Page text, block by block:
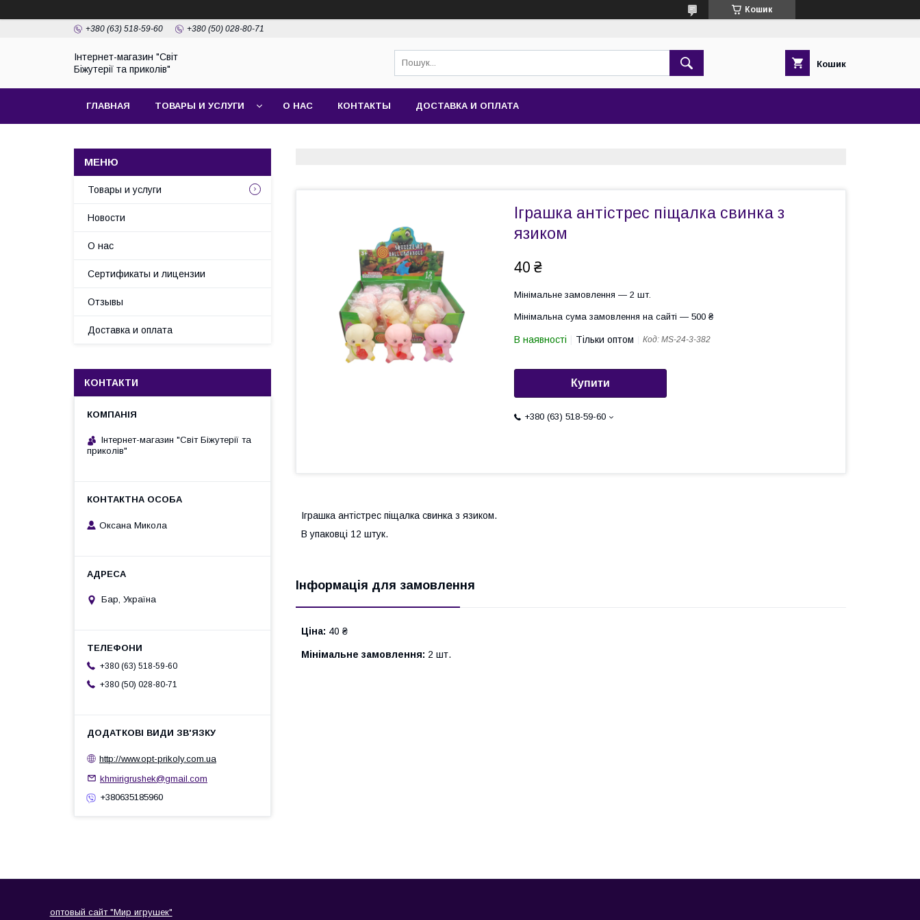
Кошик
+380 (63) 518-59-60 +380 (50) 028-80-71
Інтернет-магазин "Світ
Біжутерії та приколів"
Кошик
ГЛАВНАЯ ТОВАРЫ И УСЛУГИ О НАС КОНТАКТЫ ДОСТАВКА И ОПЛАТА
Іграшка антістрес піщалка свинка з
язиком
40 ₴
Мінімальне замовлення — 2 шт.
Мінімальна сума замовлення на сайті — 500 ₴
В наявності Тільки оптом Код: MS-24-3-382
Купити
+380 (63) 518-59-60
Іграшка антістрес піщалка свинка з язиком.
В упаковці 12 штук.
Інформація для замовлення
Ціна: 40 ₴
Мінімальне замовлення: 2 шт.
Товары и услуги
Новости
О нас
Сертификаты и лицензии
Отзывы
Доставка и оплата
КОНТАКТИ
Інтернет-магазин "Світ Біжутерії та
приколів"
Оксана Микола
Бар, Україна
+380 (63) 518-59-60
+380 (50) 028-80-71
http://www.opt-prikoly.com.ua
khmirigrushek@gmail.com
+380635185960
оптовый сайт "Мир игрушек"